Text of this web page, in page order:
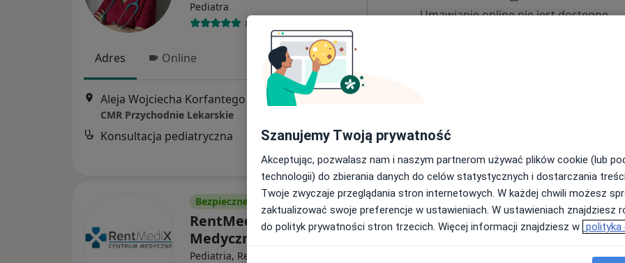
Pediatra
84 opinie
Adres Online
Aleja Wojciecha Korfantego 138, Katowice Mapa
CMR Przychodnie Lekarskie
Konsultacja pediatryczna 200 zł
Umawianie online nie jest dostępne
Bezpieczne płatności
RentMediX Centrum
Medyczne
Pediatria, Rehabilitacja medyczna,
Dziś
7 Sie
Jutro
8 Sie
Ndz,
9 Sie
Pon,
10 Sie
Szanujemy Twoją prywatność
Akceptując, pozwalasz nam i naszym partnerom używać plików cookie (lub
technologii) do zbierania danych do celów statystycznych i dostarczania
Twoje zwyczaje przeglądania stron internetowych. W każdej chwili możesz
zaktualizować swoje preferencje w ustawieniach. W ustawieniach znajdziesz
do polityk prywatności stron trzecich. Więcej informacji znajdziesz w polityka